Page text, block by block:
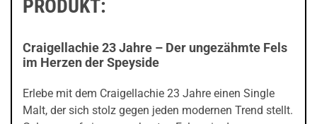
PRODUKT:
Craigellachie 23 Jahre – Der ungezähmte Fels
im Herzen der Speyside
Erlebe mit dem Craigellachie 23 Jahre einen Single
Malt, der sich stolz gegen jeden modernen Trend stellt.